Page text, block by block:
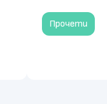
Прочети